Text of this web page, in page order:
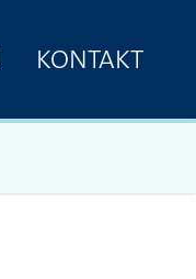
KONTAKT